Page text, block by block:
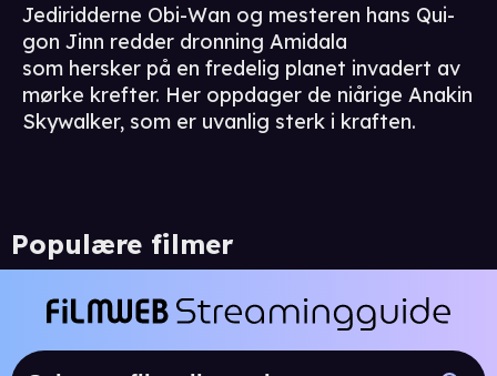
Jediridderne Obi-Wan og mesteren hans Qui-
gon Jinn redder dronning Amidala
som hersker på en fredelig planet invadert av
mørke krefter. Her oppdager de niårige Anakin
Skywalker, som er uvanlig sterk i kraften.
Populære filmer